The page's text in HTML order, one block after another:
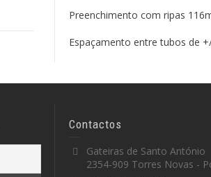
Preenchimento com ripas
Espaçamento entre tubos de
Contactos
Gateiras de Santo António
2354-909 Torres Novas -